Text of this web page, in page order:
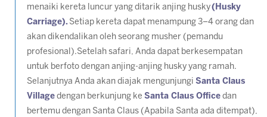
menaiki kereta luncur yang ditarik anjing husky(Husky
Carriage). Setiap kereta dapat menampung 3–4 orang dan
akan dikendalikan oleh seorang musher (pemandu
profesional).Setelah safari, Anda dapat berkesempatan
untuk berfoto dengan anjing-anjing husky yang ramah.
Selanjutnya Anda akan diajak mengunjungi Santa Claus
Village dengan berkunjung ke Santa Claus Office dan
bertemu dengan Santa Claus (Apabila Santa ada ditempat),